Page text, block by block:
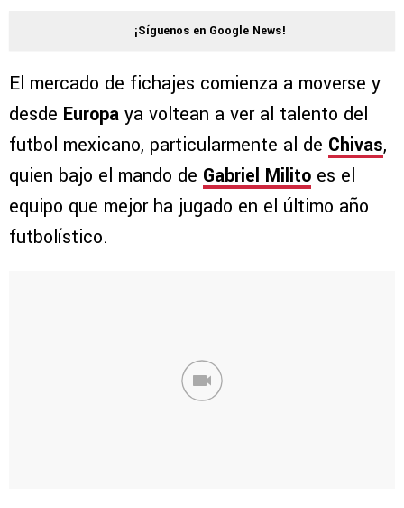
¡Síguenos en Google News!
El mercado de fichajes comienza a moverse y
desde Europa ya voltean a ver al talento del
futbol mexicano, particularmente al de Chivas,
quien bajo el mando de Gabriel Milito es el
equipo que mejor ha jugado en el último año
futbolístico.